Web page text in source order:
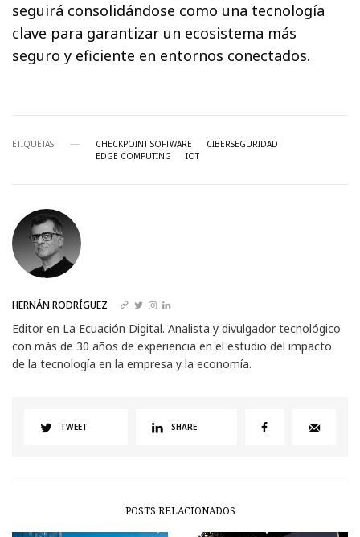
seguirá consolidándose como una tecnología
clave para garantizar un ecosistema más
seguro y eficiente en entornos conectados.
ETIQUETAS CHECKPOINT SOFTWARE
CIBERSEGURIDAD
EDGE COMPUTING
IOT
HERNÁN RODRÍGUEZ
Editor en La Ecuación Digital. Analista y divulgador tecnológico
con más de 30 años de experiencia en el estudio del impacto
de la tecnología en la empresa y la economía.
TWEET SHARE
POSTS RELACIONADOS